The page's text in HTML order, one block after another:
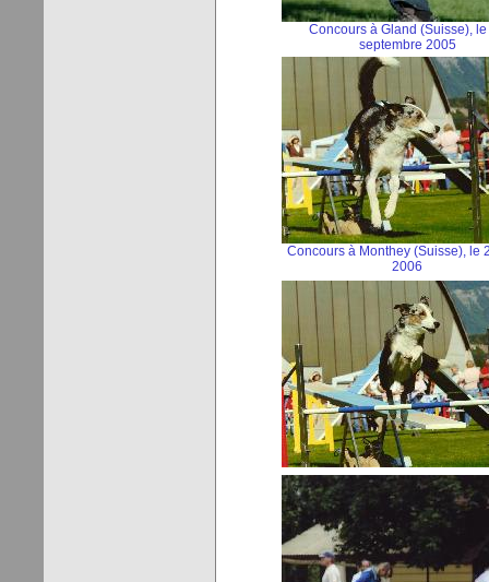
Concours à Gland (Suisse),
septembre 2005
Concours à Monthey (Suisse), le
2006